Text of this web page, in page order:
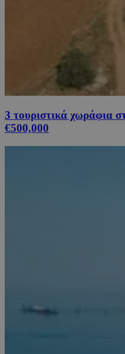
3 τουριστικά χωράφια
€500,000